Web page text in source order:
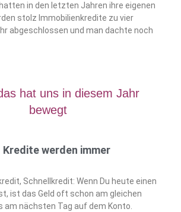
in den letzten Jahren ihre eigenen
stolz Immobilienkredite zu vier
abgeschlossen und man dachte noch
hat uns in diesem Jahr
bewegt
Kredite werden immer
Schnellkredit: Wenn Du heute einen
ist das Geld oft schon am gleichen
am nächsten Tag auf dem Konto.